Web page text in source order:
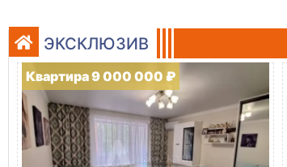
ЭКСКЛЮЗИВ
Квартира 9 000 000 ₽